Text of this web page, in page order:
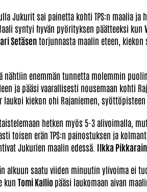
Jukurit sai painetta kohti TPS:n maalia
syntyi hyvän pyörityksen päätteeksi kun
Setäsentorjunnasta maalin eteen, kiekon
nähtiin enemmän tunnetta molemmin
ja pääsi vaarallisesti nousemaan kohti
laukoi kiekon ohi Rajaniemen,
hetken myös 5-3 alivoimalla,
toisen erän TPS:n painostuksen ja
Jukurien maalin edessä. Ilkka
alkuun saatu viiden minuutin ylivoima ei
kun Tomi Kalliopääsi laukomaan aivan